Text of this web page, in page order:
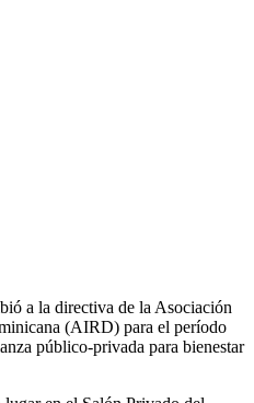
a la directiva de la Asociación
(AIRD) para el período
público-privada para bienestar